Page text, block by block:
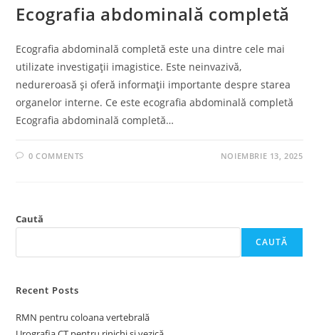
Ecografia abdominală completă
Ecografia abdominală completă este una dintre cele mai
utilizate investigații imagistice. Este neinvazivă,
nedureroasă și oferă informații importante despre starea
organelor interne. Ce este ecografia abdominală completă
Ecografia abdominală completă…
0 COMMENTS NOIEMBRIE 13, 2025
Caută
CAUTĂ
Recent Posts
RMN pentru coloana vertebrală